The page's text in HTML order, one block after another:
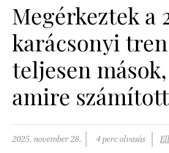
SZÉPSÉG
PSZICHÉ
PÁRKAPCSOLAT
Megérkeztek a
karácsonyi
teljesen
amire
2025. november 28. 4 perc olvasás